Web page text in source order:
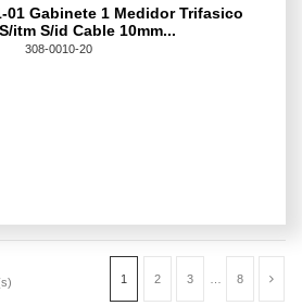
01 Gabinete 1 Medidor Trifasico
itm S/id Cable 10mm...
308-0010-20